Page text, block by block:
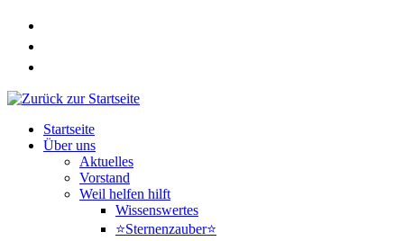
Zum
springen
Startseite
Über uns
Aktuelles
Vorstand
Weil helfen hilft
Wissenswertes
⭐Sternenzauber⭐